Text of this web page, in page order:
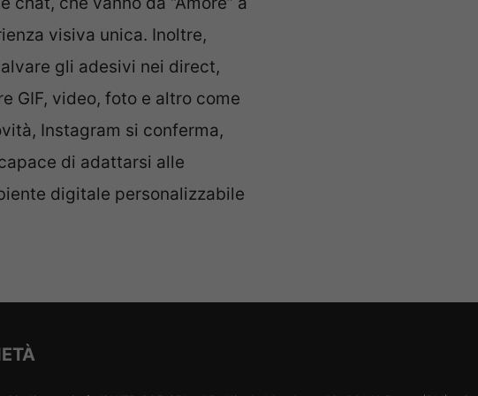
visiva unica. Inoltre,
gli adesivi nei direct,
GIF, video, foto e altro come
Instagram si conferma,
di adattarsi alle
digitale personalizzabile